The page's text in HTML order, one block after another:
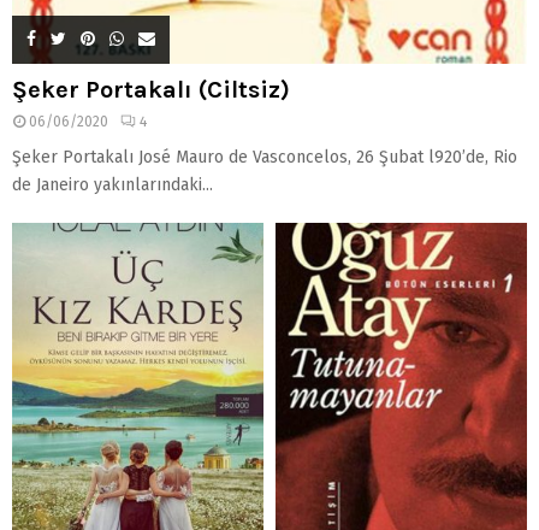
Şeker Portakalı (Ciltsiz)
06/06/2020 4
Şeker Portakalı José Mauro de Vasconcelos, 26 Şubat l920’de, Rio
de Janeiro yakınlarındaki...